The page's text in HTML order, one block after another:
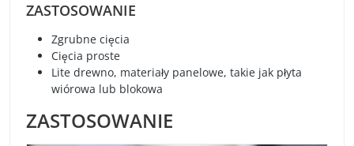
ZASTOSOWANIE
Zgrubne cięcia
Cięcia proste
Lite drewno, materiały panelowe, takie jak płyta
wiórowa lub blokowa
ZASTOSOWANIE